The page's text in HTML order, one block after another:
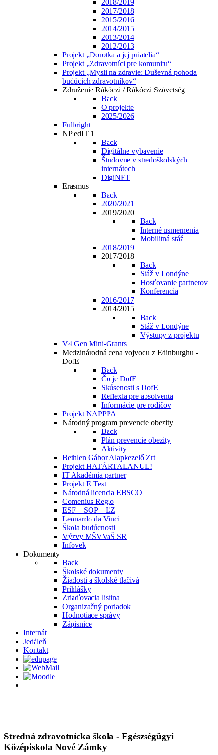
2018/2019
2017/2018
2015/2016
2014/2015
2013/2014
2012/2013
Projekt „Dorotka a jej priatelia“
Projekt „Zdravotníci pre komunitu“
Projekt „Mysli na zdravie: Duševná pohoda
budúcich zdravotníkov“
Združenie Rákóczi / Rákóczi Szövetség
Back
O projekte
2025/2026
Fulbright
NP edIT 1
Back
Digitálne vybavenie
Študovne v stredoškolských
internátoch
DigiNET
Erasmus+
Back
2020/2021
2019/2020
Back
Interné usmernenia
Mobilitná stáž
2018/2019
2017/2018
Back
Stáž v Londýne
Hosťovanie partnerov
Konferencia
2016/2017
2014/2015
Back
Stáž v Londýne
Výstupy z projektu
V4 Gen Mini-Grants
Medzinárodná cena vojvodu z Edinburghu -
DofE
Back
Čo je DofE
Skúsenosti s DofE
Reflexia pre absolventa
Informácie pre rodičov
Projekt NAPPPA
Národný program prevencie obezity
Back
Plán prevencie obezity
Aktivity
Bethlen Gábor Alapkezelő Zrt
Projekt HATÁRTALANUL!
IT Akadémia partner
Projekt E-Test
Národná licencia EBSCO
Comenius Regio
ESF – SOP – ĽZ
Leonardo da Vinci
Škola budúcnosti
Výzvy MŠVVaŠ SR
Infovek
Dokumenty
Back
Školské dokumenty
Žiadosti a školské tlačivá
Prihlášky
Zriaďovacia listina
Organizačný poriadok
Hodnotiace správy
Zápisnice
Internát
Jedáleň
Kontakt
Stredná zdravotnícka škola - Egészségügyi
Középiskola Nové Zámky